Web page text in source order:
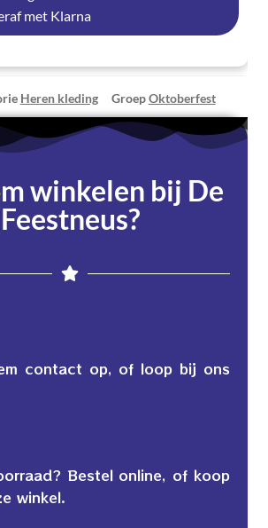
met Klarna
Heren kleding GroepOktoberfest
winkelen bij De
Feestneus?
contact op, of loop bij ons
Bestel online, of koop
winkel.